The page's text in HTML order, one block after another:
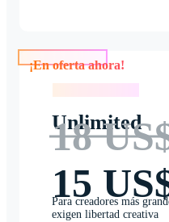
Unlimited
18
15
Para creadores más
exigen libertad creativa